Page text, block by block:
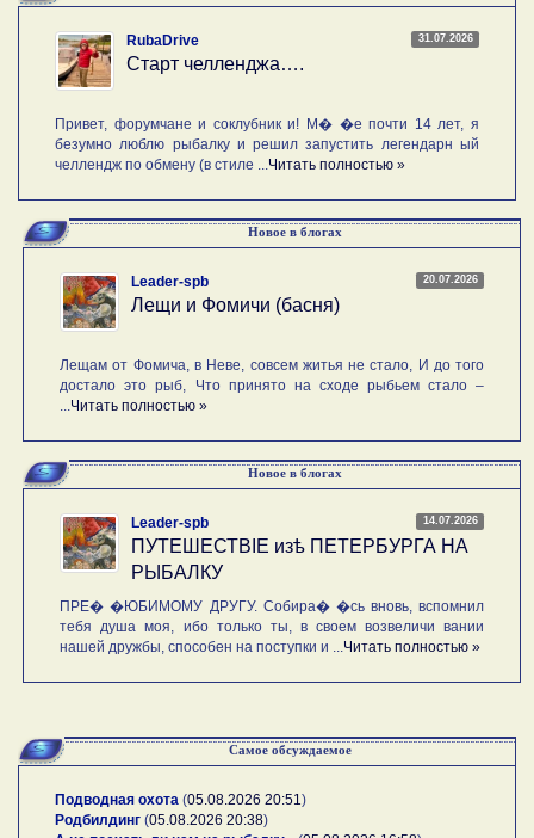
31.07.2026
RubaDrive
Старт челленджа….
Привет, форумчане и соклубник и! М� �е почти 14 лет, я
безумно люблю рыбалку и решил запустить легендарн ый
челлендж по обмену (в стиле ...Читать полностью »
Новое в блогах
20.07.2026
Leader-spb
Лещи и Фомичи (басня)
Лещам от Фомича, в Неве, совсем житья не стало, И до того
достало это рыб, Что принято на сходе рыбьем стало –
...Читать полностью »
Новое в блогах
14.07.2026
Leader-spb
ПУТЕШЕСТВIE изѣ ПЕТЕРБУРГА НА
РЫБАЛКУ
ПРЕ� �ЮБИМОМУ ДРУГУ. Собира� �сь вновь, вспомнил
тебя душа моя, ибо только ты, в своем возвеличи вании
нашей дружбы, способен на поступки и ...Читать полностью »
Самое обсуждаемое
Подводная охота (05.08.2026 20:51)
Родбилдинг (05.08.2026 20:38)